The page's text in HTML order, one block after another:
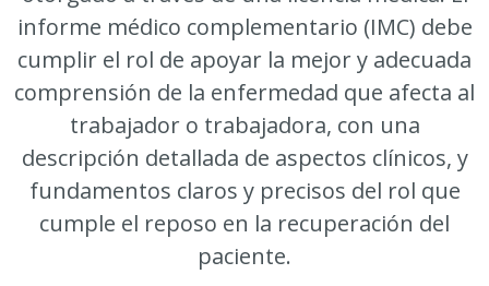
informe médico complementario (IMC) debe
cumplir el rol de apoyar la mejor y adecuada
comprensión de la enfermedad que afecta al
trabajador o trabajadora, con una
descripción detallada de aspectos clínicos, y
fundamentos claros y precisos del rol que
cumple el reposo en la recuperación del
paciente.